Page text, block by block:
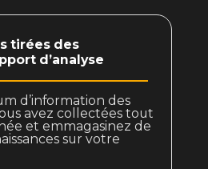
tirées des
d’analyse
d’information des
avez collectées tout
et emmagasinez de
sur votre